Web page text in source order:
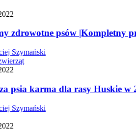
zdrowotne psów |Kompletny
Szymański
psia karma dla rasy Huskie w
Szymański